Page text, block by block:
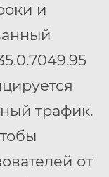
и
трафик.
от